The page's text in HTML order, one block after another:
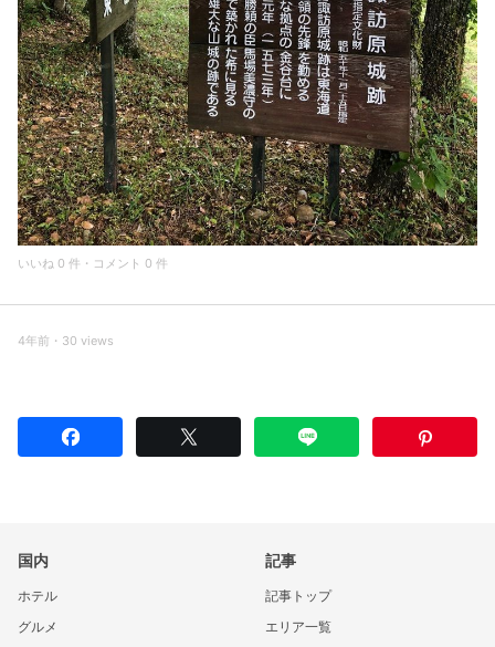
いいね 0 件・コメント 0 件
4年前・30 views
国内
ホテル
グルメ
記事
記事トップ
エリア一覧